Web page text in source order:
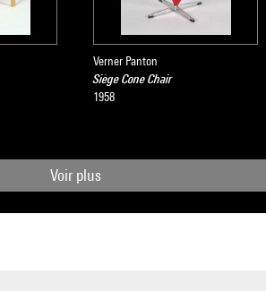
Verner Panton
Siège Cone Chair
1958
Voir plus